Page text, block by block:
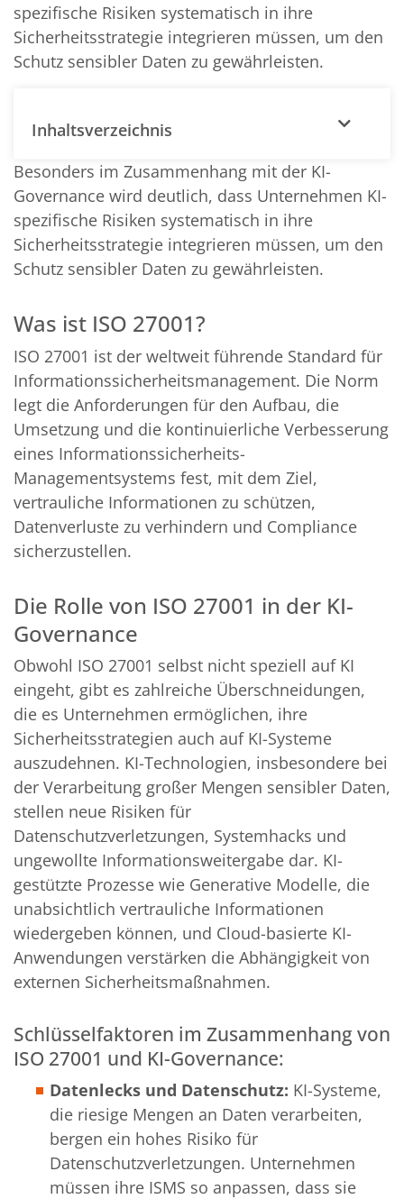
spezifische Risiken systematisch in ihre
Sicherheitsstrategie integrieren müssen, um den
Schutz sensibler Daten zu gewährleisten.
Inhaltsverzeichnis
Besonders im Zusammenhang mit der KI-
Governance wird deutlich, dass Unternehmen KI-
spezifische Risiken systematisch in ihre
Sicherheitsstrategie integrieren müssen, um den
Schutz sensibler Daten zu gewährleisten.
Was ist ISO 27001?
ISO 27001 ist der weltweit führende Standard für
Informationssicherheitsmanagement. Die Norm
legt die Anforderungen für den Aufbau, die
Umsetzung und die kontinuierliche Verbesserung
eines Informationssicherheits-
Managementsystems fest, mit dem Ziel,
vertrauliche Informationen zu schützen,
Datenverluste zu verhindern und Compliance
sicherzustellen.
Die Rolle von ISO 27001 in der KI-
Governance
Obwohl ISO 27001 selbst nicht speziell auf KI
eingeht, gibt es zahlreiche Überschneidungen,
die es Unternehmen ermöglichen, ihre
Sicherheitsstrategien auch auf KI-Systeme
auszudehnen. KI-Technologien, insbesondere bei
der Verarbeitung großer Mengen sensibler Daten,
stellen neue Risiken für
Datenschutzverletzungen, Systemhacks und
ungewollte Informationsweitergabe dar. KI-
gestützte Prozesse wie Generative Modelle, die
unabsichtlich vertrauliche Informationen
wiedergeben können, und Cloud-basierte KI-
Anwendungen verstärken die Abhängigkeit von
externen Sicherheitsmaßnahmen.
Schlüsselfaktoren im Zusammenhang von
ISO 27001 und KI-Governance:
Datenlecks und Datenschutz: KI-Systeme,
die riesige Mengen an Daten verarbeiten,
bergen ein hohes Risiko für
Datenschutzverletzungen. Unternehmen
müssen ihre ISMS so anpassen, dass sie